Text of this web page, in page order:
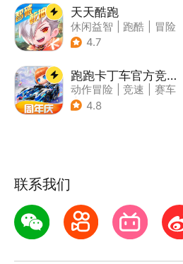
天天酷跑
休闲益智 跑酷
冒险
| 萌系
4.7
跑跑卡丁车官方竞速版
动作冒险 竞速
赛车
| 跑跑卡丁车
4.8
联系我们